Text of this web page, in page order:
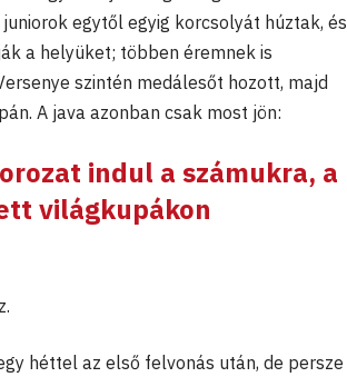
egytől egyig korcsolyát húztak, és
a helyüket; többen éremnek is
szintén medálesőt hozott, majd
A java azonban csak most jön:
indul a számukra, a
világkupákon
héttel az első felvonás után, de persze